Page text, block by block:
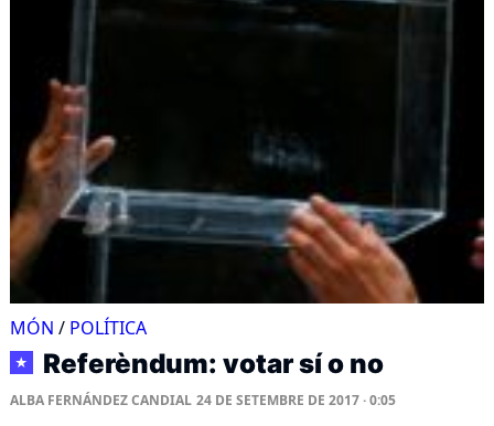
MÓN / POLÍTICA
★ Referèndum: votar sí o no
ALBA FERNÁNDEZ CANDIAL 24 DE SETEMBRE DE 2017 · 0:05